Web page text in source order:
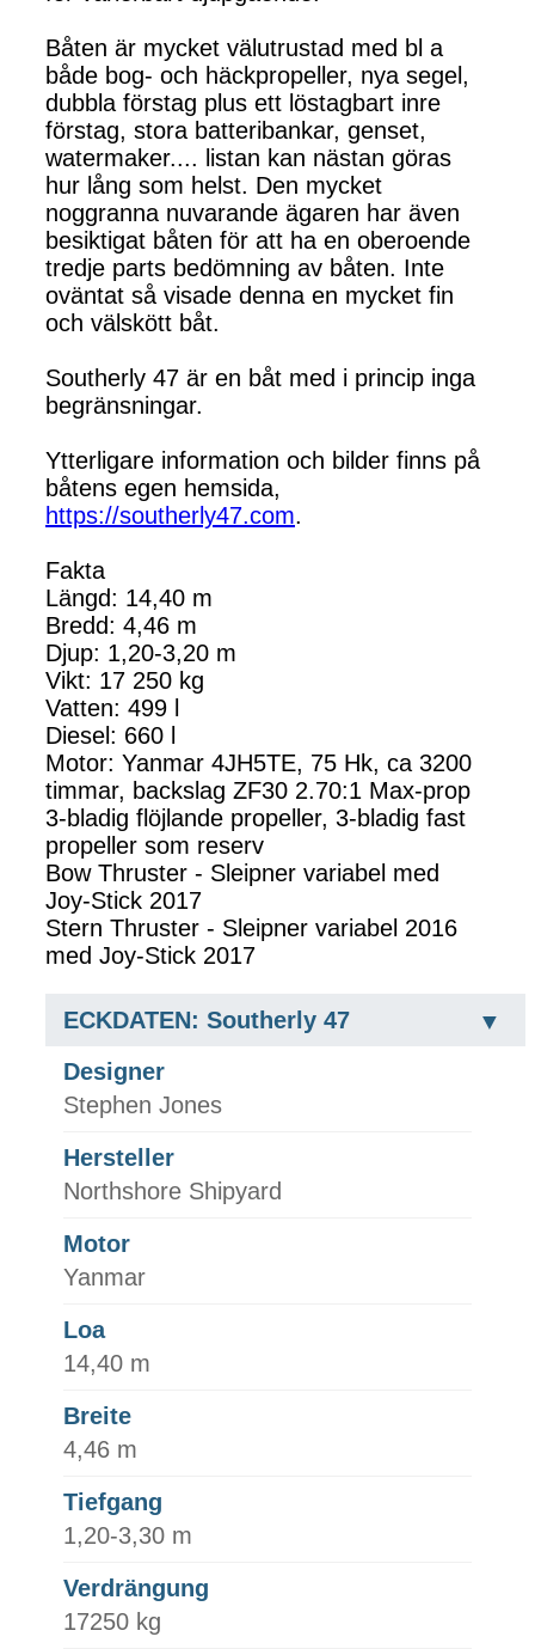
Båten är mycket välutrustad med bl a
både bog- och häckpropeller, nya segel,
dubbla förstag plus ett löstagbart inre
förstag, stora batteribankar, genset,
watermaker.... listan kan nästan göras
hur lång som helst. Den mycket
noggranna nuvarande ägaren har även
besiktigat båten för att ha en oberoende
tredje parts bedömning av båten. Inte
oväntat så visade denna en mycket fin
och välskött båt.
Southerly 47 är en båt med i princip inga
begränsningar.
Ytterligare information och bilder finns på
båtens egen hemsida,
https://southerly47.com.
Fakta
Längd: 14,40 m
Bredd: 4,46 m
Djup: 1,20-3,20 m
Vikt: 17 250 kg
Vatten: 499 l
Diesel: 660 l
Motor: Yanmar 4JH5TE, 75 Hk, ca 3200
timmar, backslag ZF30 2.70:1 Max-prop
3-bladig flöjlande propeller, 3-bladig fast
propeller som reserv
Bow Thruster - Sleipner variabel med
Joy-Stick 2017
Stern Thruster - Sleipner variabel 2016
med Joy-Stick 2017
ECKDATEN: Southerly 47
Designer
Stephen Jones
Hersteller
Northshore Shipyard
Motor
Yanmar
Loa
14,40 m
Breite
4,46 m
Tiefgang
1,20-3,30 m
Verdrängung
17250 kg